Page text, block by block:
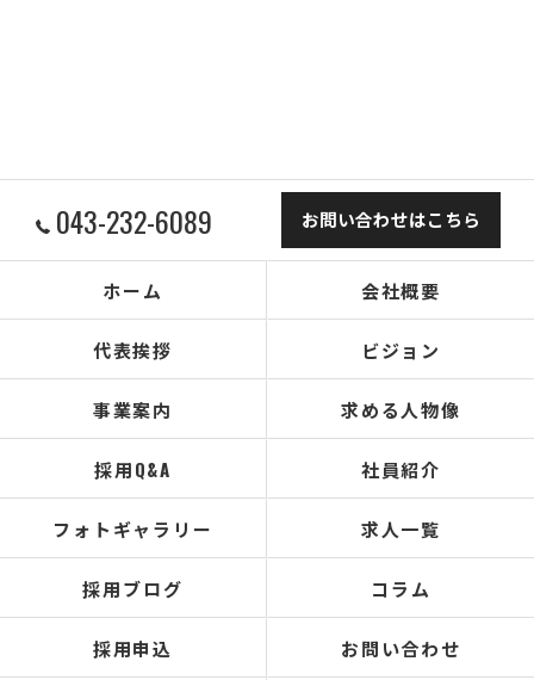
043-232-6089 お問い合わせはこちら
ホーム 会社概要
代表挨拶 ビジョン
事業案内 求める人物像
採用Q&A 社員紹介
フォトギャラリー 求人一覧
採用ブログ コラム
採用申込 お問い合わせ